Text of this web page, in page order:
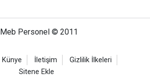
Meb Personel © 2011
Künye İletişim
Gizlilik İlkeleri
Sitene Ekle